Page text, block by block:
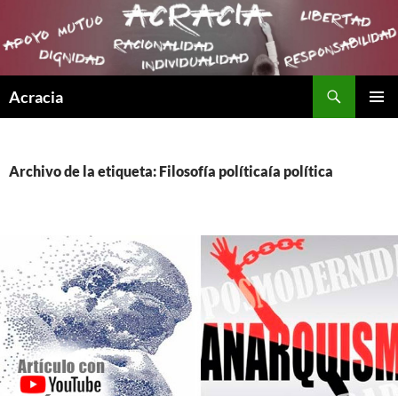
Acracia
Archivo de la etiqueta: Filosofía políticaía política